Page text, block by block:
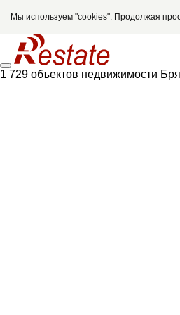
Мы используем "cookies". Продолжая
1 729 объектов недвижимости